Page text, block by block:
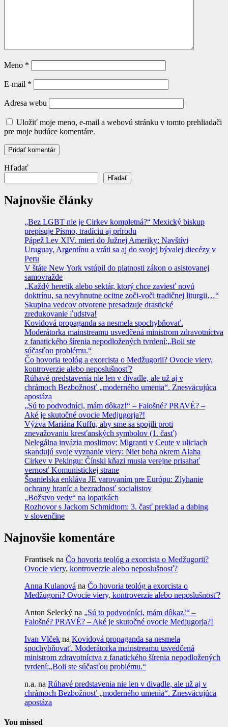
Meno *
E-mail *
Adresa webu
Uložiť moje meno, e-mail a webovú stránku v tomto prehliadači
pre moje budúce komentáre.
Hľadať
Hľadať
Najnovšie články
„Bez LGBT nie je Cirkev kompletná?“ Mexický biskup
prepisuje Písmo, tradíciu aj prírodu
Pápež Lev XIV. mieri do Južnej Ameriky: Navštívi
Uruguay, Argentínu a vráti sa aj do svojej bývalej diecézy v
Peru
V štáte New York vstúpil do platnosti zákon o asistovanej
samovražde
„Každý heretik alebo sektár, ktorý chce zaviesť novú
doktrínu, sa nevyhnutne ocitne zoči-voči tradičnej liturgii…“
Skupina vedcov otvorene presadzuje drastické
zredukovanie ľudstva!
Kovidová propaganda sa nesmela spochybňovať.
Moderátorka mainstreamu usvedčená ministrom zdravotníctva
z fanatického šírenia nepodložených tvrdení:„Boli ste
súčasťou problému.“
Čo hovoria teológ a exorcista o Medžugorii? Ovocie viery,
kontroverzie alebo neposlušnosť?
Rúhavé predstavenia nie len v divadle, ale už aj v
chrámoch Bezbožnosť „moderného umenia“. Znesväcujúca
apostáza
„Sú to podvodníci, mám dôkaz!“ – Falošné? PRAVÉ? –
Aké je skutočné ovocie Medjugorja?!
Výzva Mariána Kuffu, aby sme sa spojili proti
znevažovaniu kresťanských symbolov (1. časť)
Nelegálna invázia moslimov: Migranti v Ceute v uliciach
skandujú svoje vyznanie viery: Niet boha okrem Alaha
Cirkev v Pekingu: Čínski kňazi musia verejne prisahať
vernosť Komunistickej strane
Španielska enkláva JE varovaním pre Európu: Zlyhanie
ochrany hraníc a bezradnosť socialistov
„Božstvo vedy“ na lopatkách
Rozhovor s Jackom Schmidtom: 3. časť preklad a dabing
v slovenčine
Najnovšie komentáre
Frantisek na Čo hovoria teológ a exorcista o Medžugorii?
Ovocie viery, kontroverzie alebo neposlušnosť?
Anna Kulanová na Čo hovoria teológ a exorcista o
Medžugorii? Ovocie viery, kontroverzie alebo neposlušnosť?
Anton Selecký na „Sú to podvodníci, mám dôkaz!“ –
Falošné? PRAVÉ? – Aké je skutočné ovocie Medjugorja?!
Ivan Vlček na Kovidová propaganda sa nesmela
spochybňovať. Moderátorka mainstreamu usvedčená
ministrom zdravotníctva z fanatického šírenia nepodložených
tvrdení:„Boli ste súčasťou problému.“
n.a. na Rúhavé predstavenia nie len v divadle, ale už aj v
chrámoch Bezbožnosť „moderného umenia“. Znesväcujúca
apostáza
You missed